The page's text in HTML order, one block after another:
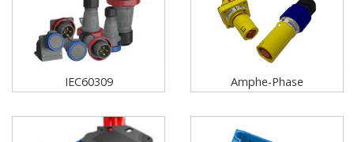
IEC60309 Amphe-Phase